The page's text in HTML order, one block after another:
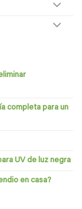
completa para un
UV de luz negra
en casa?